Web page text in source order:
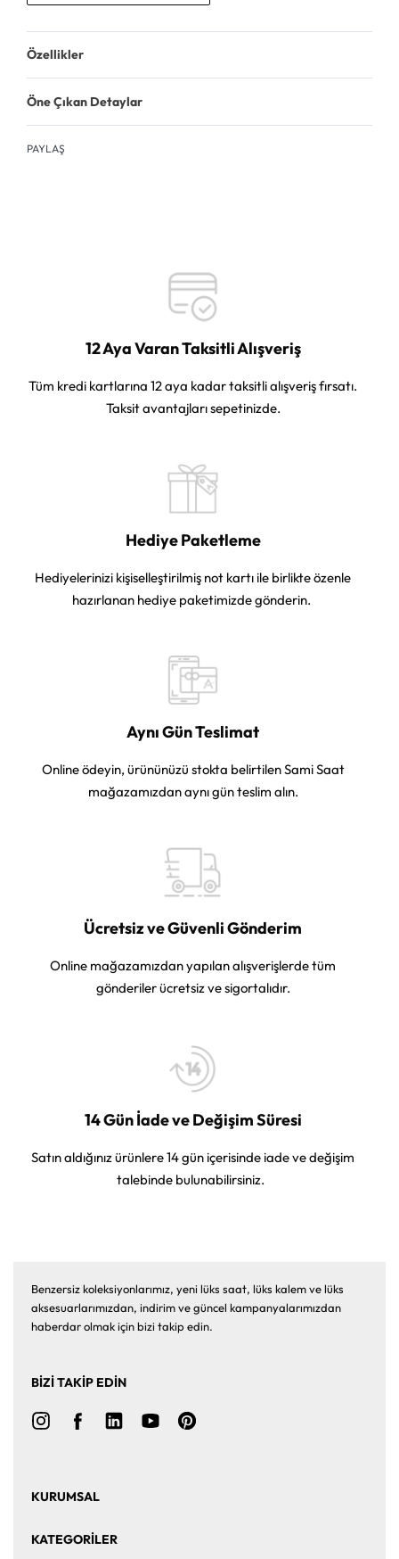
Özellikler
Öne Çıkan Detaylar
PAYLAŞ
12 Aya Varan Taksitli Alışveriş
Tüm kredi kartlarına 12 aya kadar taksitli alışveriş fırsatı.
Taksit avantajları sepetinizde.
Hediye Paketleme
Hediyelerinizi kişiselleştirilmiş not kartı ile birlikte özenle
hazırlanan hediye paketimizde gönderin.
Aynı Gün Teslimat
Online ödeyin, ürününüzü stokta belirtilen Sami Saat
mağazamızdan aynı gün teslim alın.
Ücretsiz ve Güvenli Gönderim
Online mağazamızdan yapılan alışverişlerde tüm
gönderiler ücretsiz ve sigortalıdır.
14 Gün İade ve Değişim Süresi
Satın aldığınız ürünlere 14 gün içerisinde iade ve değişim
talebinde bulunabilirsiniz.
Benzersiz koleksiyonlarımız, yeni lüks saat, lüks kalem ve lüks
aksesuarlarımızdan, indirim ve güncel kampanyalarımızdan
haberdar olmak için bizi takip edin.
BİZİ TAKİP EDİN
KURUMSAL
KATEGORİLER